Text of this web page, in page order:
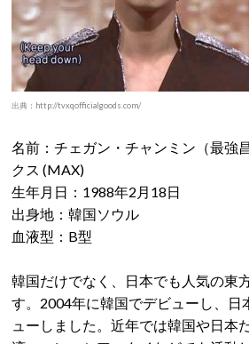
出典：http://tvxqofficialgoods.com/
名前：チェガン・チャンミン（最強
クス (MAX)
生年月日：1988年2月18日
出身地：韓国ソウル
血液型：B型
韓国だけでなく、日本でも人気の東
す。2004年に韓国でデビューし、日
ューしました。近年では韓国や日本